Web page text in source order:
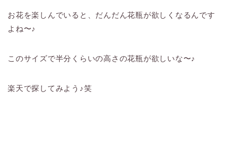
お花を楽しんでいると、だんだん花瓶が欲しくなるんです
よね〜♪
このサイズで半分くらいの高さの花瓶が欲しいな〜♪
楽天で探してみよう♪笑